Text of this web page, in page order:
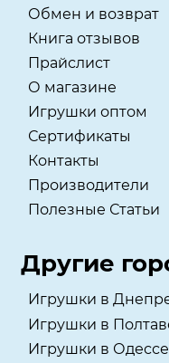
Обмен и возврат
Книга отзывов
Прайслист
О магазине
Игрушки оптом
Сертификаты
Контакты
Производители
Полезные Статьи
Другие
Игрушки в
Игрушки в
Игрушки в Одессе